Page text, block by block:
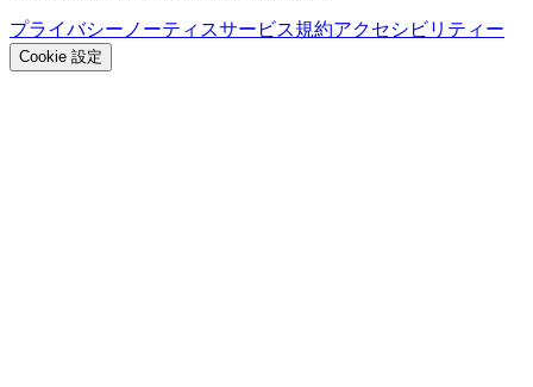
プライバシーノーティスサービス規約アクセシビリティー
Cookie 設定